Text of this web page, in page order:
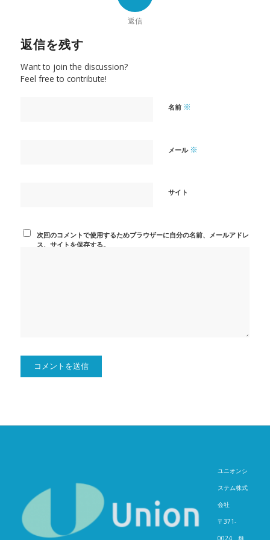
返信
返信を残す
Want to join the discussion?
Feel free to contribute!
名前 ※
メール ※
サイト
次回のコメントで使用するためブラウザーに自分の名前、メールアドレ
ス、サイトを保存する。
ユニオンシ
ステム株式
会社
〒371-
0024 群